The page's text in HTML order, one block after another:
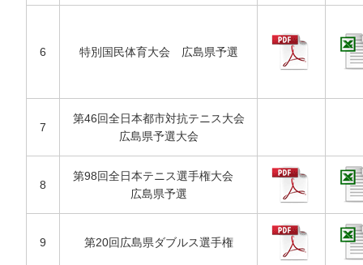
6 特別国民体育大会 広島県予選
7
第46回全日本都市対抗テニス大会
広島県予選大会
8
第98回全日本テニス選手権大会
広島県予選
9 第20回広島県ダブルス選手権